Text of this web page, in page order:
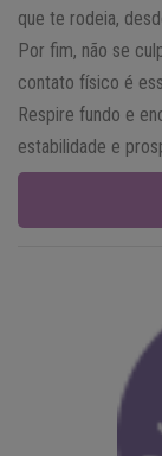
que te rodeia,
Por fim, não se
contato físico é
Respire fundo e
estabilidade e